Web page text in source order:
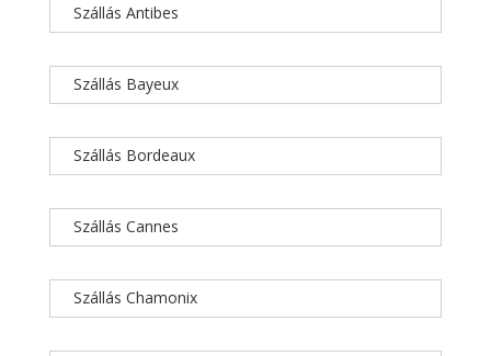
Szállás Antibes
Szállás Bayeux
Szállás Bordeaux
Szállás Cannes
Szállás Chamonix